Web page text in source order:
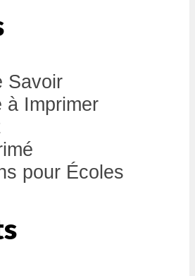
Savoir
à Imprimer
pour Écoles